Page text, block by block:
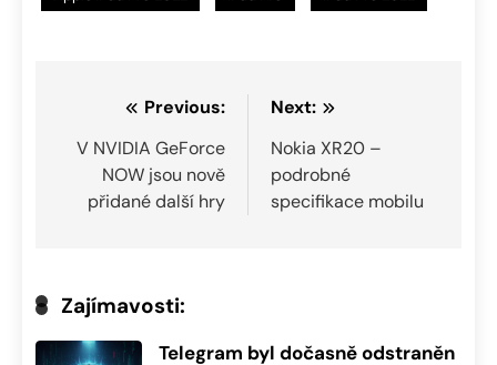
Navigace
pro
příspěvek
Previous:
V NVIDIA GeForce
NOW jsou nově
přidané další hry
Next:
Nokia XR20 –
podrobné
specifikace mobilu
Zajímavosti:
Telegram byl dočasně odstraněn